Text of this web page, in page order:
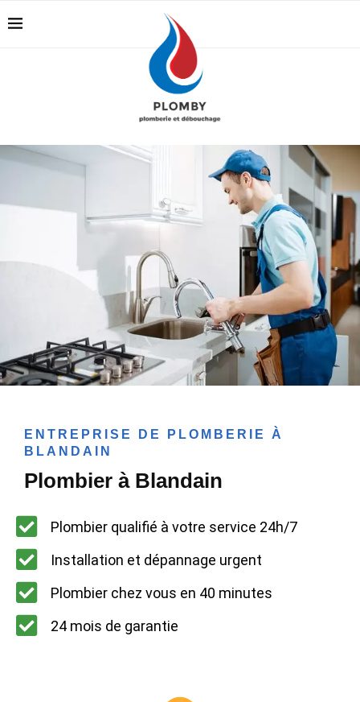
ENTREPRISE DE PLOMBERIE À
BLANDAIN
Plombier à Blandain
Plombier qualifié à votre service 24h/7
Installation et dépannage urgent
Plombier chez vous en 40 minutes
24 mois de garantie